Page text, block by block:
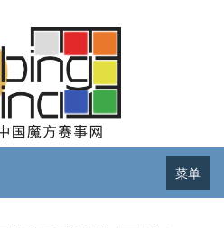
菜单